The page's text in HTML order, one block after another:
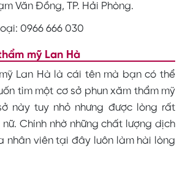
Văn Đồng, TP. Hải Phòng.
0966 666 030
mỹ Lan Hà
Lan Hà là cái tên mà bạn có thể
tìm một cơ sở phun xăm thẩm mỹ
này tuy nhỏ nhưng được lòng rất
nữ. Chính nhờ những chất lượng dịch
nhân viên tại đây luôn làm hài lòng